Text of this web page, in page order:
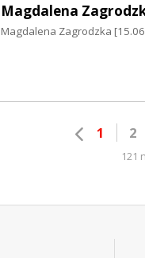
Magdalena
Magdalena Zagrodzka
1 2
121